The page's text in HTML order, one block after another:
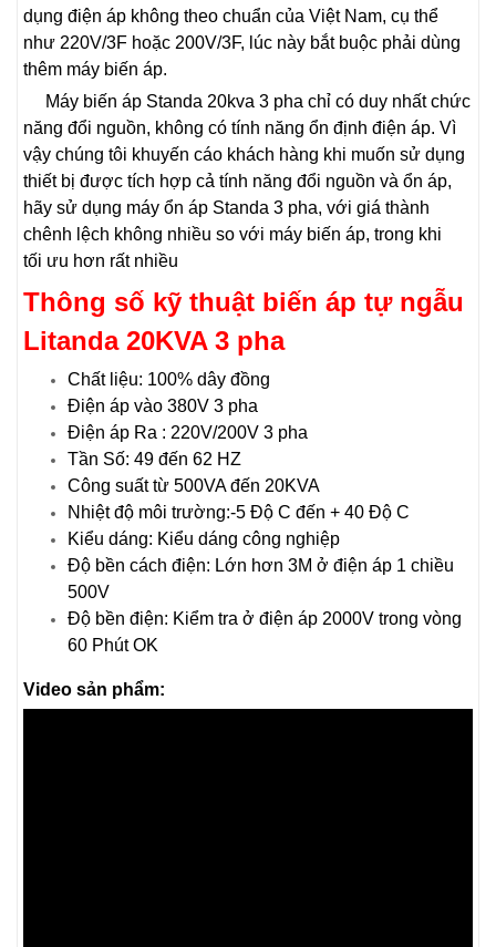
dụng điện áp không theo chuẩn của Việt Nam, cụ thể
như 220V/3F hoặc 200V/3F, lúc này bắt buộc phải dùng
thêm máy biến áp.
Máy biến áp Standa 20kva 3 pha chỉ có duy nhất chức
năng đổi nguồn, không có tính năng ổn định điện áp. Vì
vậy chúng tôi khuyến cáo khách hàng khi muốn sử dụng
thiết bị được tích hợp cả tính năng đổi nguồn và ổn áp,
hãy sử dụng máy ổn áp Standa 3 pha, với giá thành
chênh lệch không nhiều so với máy biến áp, trong khi
tối ưu hơn rất nhiều
Thông số kỹ thuật biến áp tự ngẫu
Litanda 20KVA 3 pha
Chất liệu: 100% dây đồng
Điện áp vào 380V 3 pha
Điện áp Ra : 220V/200V 3 pha
Tần Số: 49 đến 62 HZ
Công suất từ 500VA đến 20KVA
Nhiệt độ môi trường:-5 Độ C đến + 40 Độ C
Kiểu dáng: Kiểu dáng công nghiệp
Độ bền cách điện: Lớn hơn 3M ở điện áp 1 chiều
500V
Độ bền điện: Kiểm tra ở điện áp 2000V trong vòng
60 Phút OK
Video sản phẩm: